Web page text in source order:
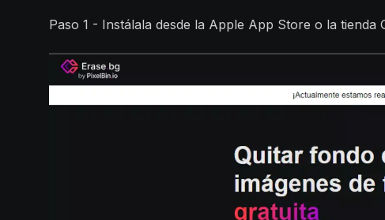
Paso 1 - Instálala desde la Apple App Store o la tienda